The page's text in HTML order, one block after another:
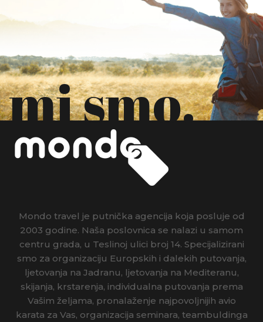
mi smo.
Mondo travel je putnička agencija koja posluje od
2003 godine. Naša poslovnica se nalazi u samom
centru grada, u Teslinoj ulici broj 14. Specijalizirani
smo za organizaciju Europskih i dalekih putovanja,
ljetovanja na Jadranu, ljetovanja na Mediteranu,
skijanja, krstarenja, individualna putovanja prema
Vašim željama, pronalaženje najpovoljnijih avio
karata za Vas, organizacija seminara, teambuldinga